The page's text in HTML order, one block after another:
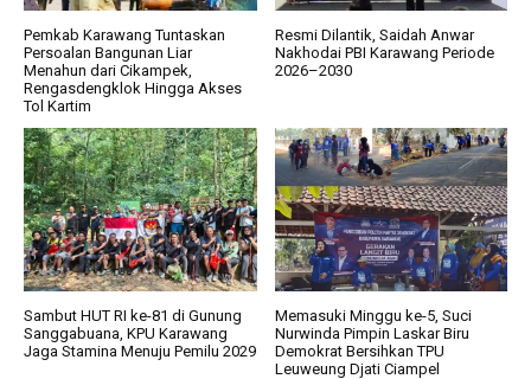
Pemkab Karawang Tuntaskan
Persoalan Bangunan Liar
Menahun dari Cikampek,
Rengasdengklok Hingga Akses
Tol Kartim
Resmi Dilantik, Saidah Anwar
Nakhodai PBI Karawang Periode
2026–2030
Sambut HUT RI ke-81 di Gunung
Sanggabuana, KPU Karawang
Jaga Stamina Menuju Pemilu 2029
Memasuki Minggu ke-5, Suci
Nurwinda Pimpin Laskar Biru
Demokrat Bersihkan TPU
Leuweung Djati Ciampel